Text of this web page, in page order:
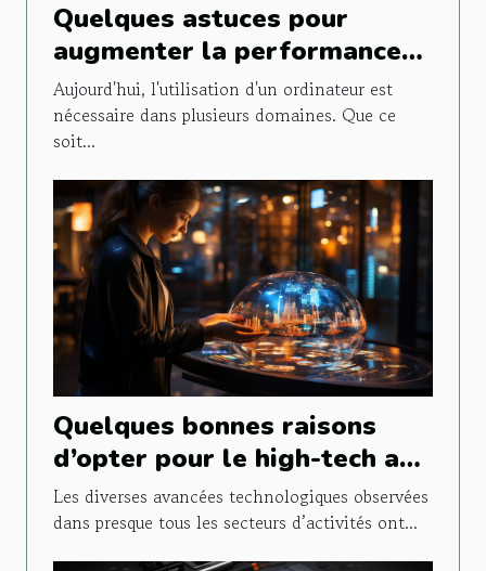
Quelques astuces pour
augmenter la performance
de son PC Windows
Aujourd'hui, l'utilisation d'un ordinateur est
nécessaire dans plusieurs domaines. Que ce
soit...
Quelques bonnes raisons
d’opter pour le high-tech au
quotidien
Les diverses avancées technologiques observées
dans presque tous les secteurs d’activités ont...